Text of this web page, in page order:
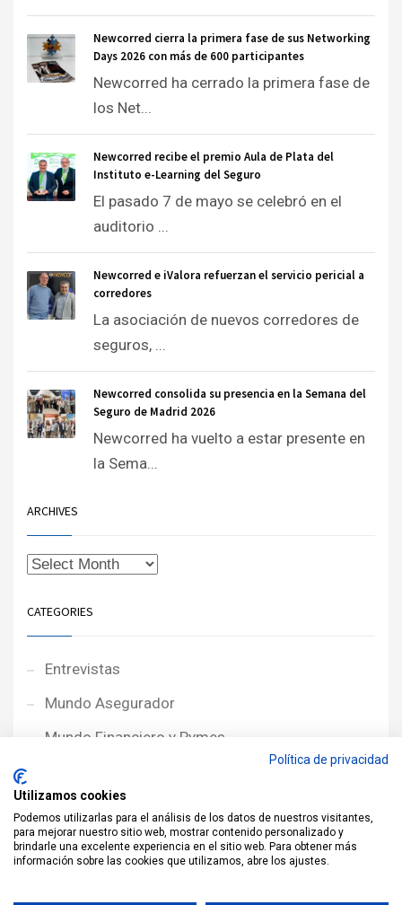
Newcorred cierra la primera fase de sus Networking
Days 2026 con más de 600 participantes
Newcorred ha cerrado la primera fase de
los Net...
Newcorred recibe el premio Aula de Plata del
Instituto e-Learning del Seguro
El pasado 7 de mayo se celebró en el
auditorio ...
Newcorred e iValora refuerzan el servicio pericial a
corredores
La asociación de nuevos corredores de
seguros, ...
Newcorred consolida su presencia en la Semana del
Seguro de Madrid 2026
Newcorred ha vuelto a estar presente en
la Sema...
ARCHIVES
CATEGORIES
Entrevistas
Mundo Asegurador
Mundo Financiero y Pymes
Noticias NewcorRED
Protagonistas
Política de privacidad
Utilizamos cookies
Podemos utilizarlas para el análisis de los datos de nuestros visitantes,
para mejorar nuestro sitio web, mostrar contenido personalizado y
brindarle una excelente experiencia en el sitio web. Para obtener más
información sobre las cookies que utilizamos, abre los ajustes.